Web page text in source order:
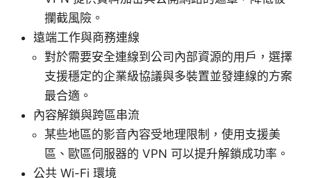
攔截風險。
遠端工作與商務連線
對於需要安全連線到公司內部資源的用戶，選擇
支援穩定的企業級協議與多裝置並發連線的方案
最合適。
內容解鎖與跨區串流
某些地區的影音內容受地理限制，使用支援美
區、歐區伺服器的 VPN 可以提升解鎖成功率。
公共 Wi-Fi 環境